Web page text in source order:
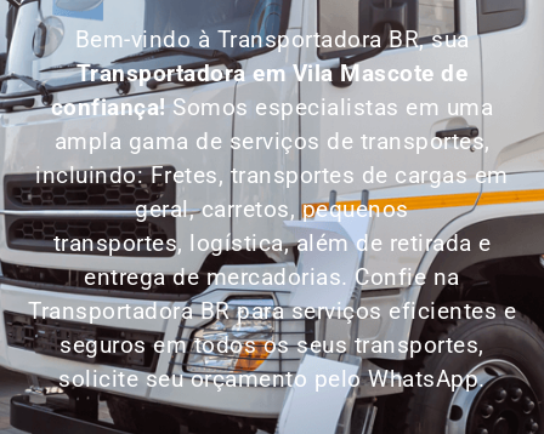
Bem-vindo à Transportadora BR, sua
Transportadora em Vila Mascote de
confiança! Somos especialistas em uma
ampla gama de serviços de transportes,
incluindo: Fretes, transportes de cargas em
geral, carretos, pequenos
transportes, logística, além de retirada e
entrega de mercadorias. Confie na
Transportadora BR para serviços eficientes e
seguros em todos os seus transportes,
solicite seu orçamento pelo WhatsApp.